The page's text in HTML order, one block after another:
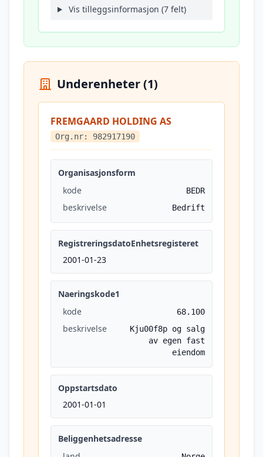
Vis tilleggsinformasjon (7 felt)
Underenheter (1)
FREMGAARD HOLDING AS
Org.nr: 982917190
Organisasjonsform
kode
BEDR
beskrivelse Bedrift
RegistreringsdatoEnhetsregisteret
2001-01-23
Naeringskode1
kode
68.100
beskrivelse
Kju00f8p og salg
av egen fast
eiendom
Oppstartsdato
2001-01-01
Beliggenhetsadresse